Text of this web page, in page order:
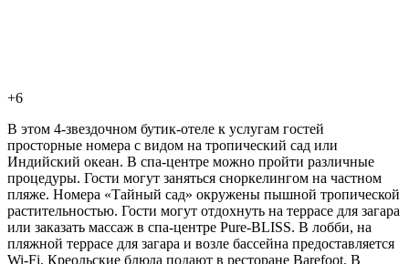
+6
В этом 4-звездочном бутик-отеле к услугам гостей
просторные номера с видом на тропический сад или
Индийский океан. В спа-центре можно пройти различные
процедуры. Гости могут заняться сноркелингом на частном
пляже. Номера «Тайный сад» окружены пышной тропической
растительностью. Гости могут отдохнуть на террасе для загара
или заказать массаж в спа-центре Pure-BLISS. В лобби, на
пляжной террасе для загара и возле бассейна предоставляется
Wi-Fi. Креольские блюда подают в ресторане Barefoot. В